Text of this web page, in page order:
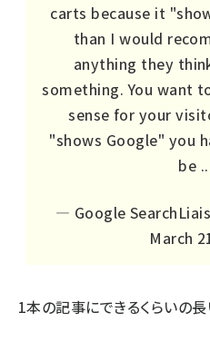
carts because it
than I would
anything they
something. You want
sense for your
"shows Google" you
be
— Google
March
1本の記事にできるくらいの